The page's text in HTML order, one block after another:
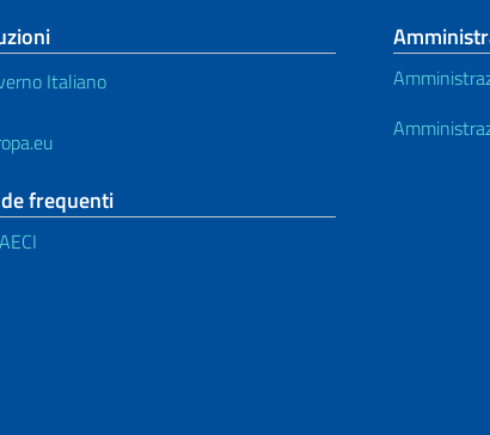
Italiano
frequenti